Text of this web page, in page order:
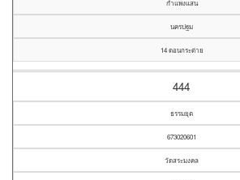
กำแพงแสน
นครปฐม
14 ดอนกระต่าย
444
ธรรมยุต
673020601
วัดสระมงคล